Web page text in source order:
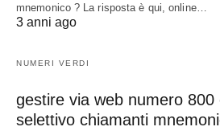
mnemonico ? La risposta è qui, online…
3 anni ago
NUMERI VERDI
gestire via web numero 800
selettivo chiamanti